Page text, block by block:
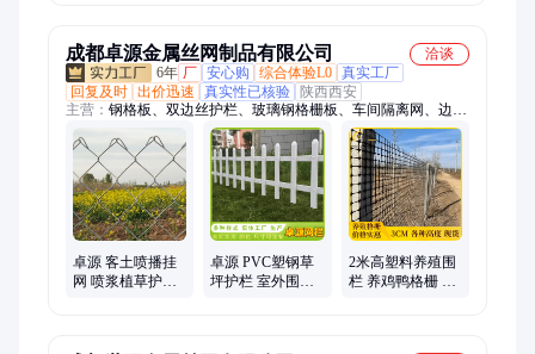
成都卓源金属丝网制品有限公司
洽谈
6年 厂 安心购 综合体验L0 真实工厂
回复及时 出价迅速 真实性已核验 陕西西安
主营： 钢格板、双边丝护栏、玻璃钢格栅板、车间隔离网、边坡
防护网、护栏网、勾花网、刀片刺网、轧花网、铁丝网、仓库隔
离网、锌钢护栏、草坪护栏、球场围栏、PVC护栏、土工格栅、
仓库围栏、钢格栅板、镀锌钢格板、锌钢护栏厂家、锌钢栏杆、
养殖塑料格栅、钢格栅、刺铁丝
卓源 客土喷播挂
网 喷浆植草护坡
卓源 PVC塑钢草
坪护栏 室外围栏
2米高塑料养殖围
栏 养鸡鸭格栅 黑